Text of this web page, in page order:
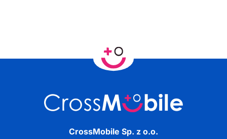
CrossMobile Sp. z o.o.